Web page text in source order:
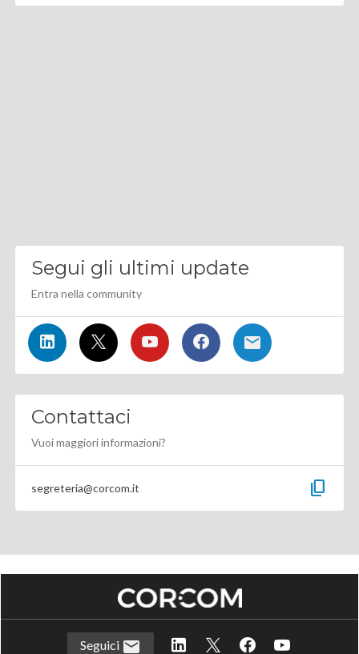
Segui gli ultimi update
Entra nella community
Contattaci
Vuoi maggiori informazioni?
segreteria@corcom.it content_copy
Seguici